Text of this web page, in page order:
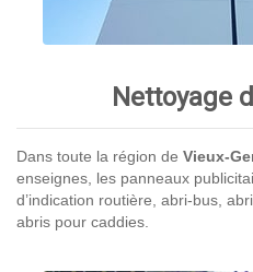
Nettoyage
Dans toute la région de Vieux-
enseignes, les panneaux
d’indication routière, abri-bus,
abris pour caddies.